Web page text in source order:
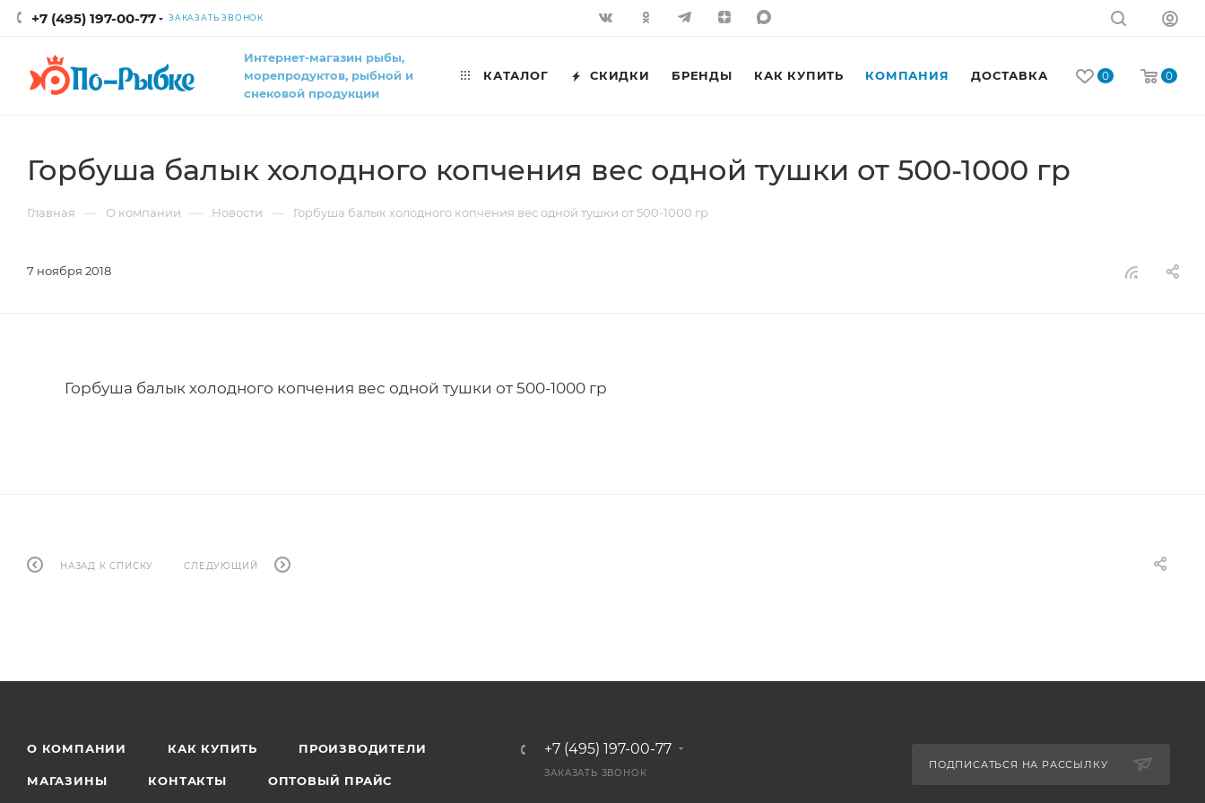
+7 (495) 197-00-77 ЗАКАЗАТЬ ЗВОНОК
0 0
Интернет-магазин рыбы,
морепродуктов, рыбной и
снековой продукции
КАТАЛОГ СКИДКИ БРЕНДЫ КАК КУПИТЬ КОМПАНИЯ ДОСТАВКА КОНТАКТЫ
Горбуша балык холодного копчения вес одной тушки от 500-1000 гр
Главная — О компании — Новости — Горбуша балык холодного копчения вес одной тушки от 500-1000 гр
7 ноября 2018
Горбуша балык холодного копчения вес одной тушки от 500-1000 гр
НАЗАД К СПИСКУ СЛЕДУЮЩИЙ
О КОМПАНИИ КАК КУПИТЬ ПРОИЗВОДИТЕЛИ
МАГАЗИНЫ КОНТАКТЫ ОПТОВЫЙ ПРАЙС
+7 (495) 197-00-77
ЗАКАЗАТЬ ЗВОНОК
ПОДПИСАТЬСЯ НА РАССЫЛКУ